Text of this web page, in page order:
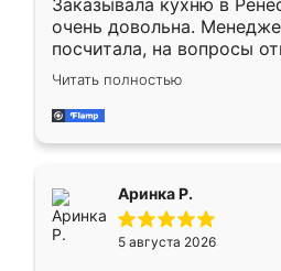
Заказывала кухню в
очень довольна.
посчитала, на вопросы
Замерщик приехал в
делу со всей
за день, ребята работали
Читать полностью
Аринка Р.
5 августа 2026